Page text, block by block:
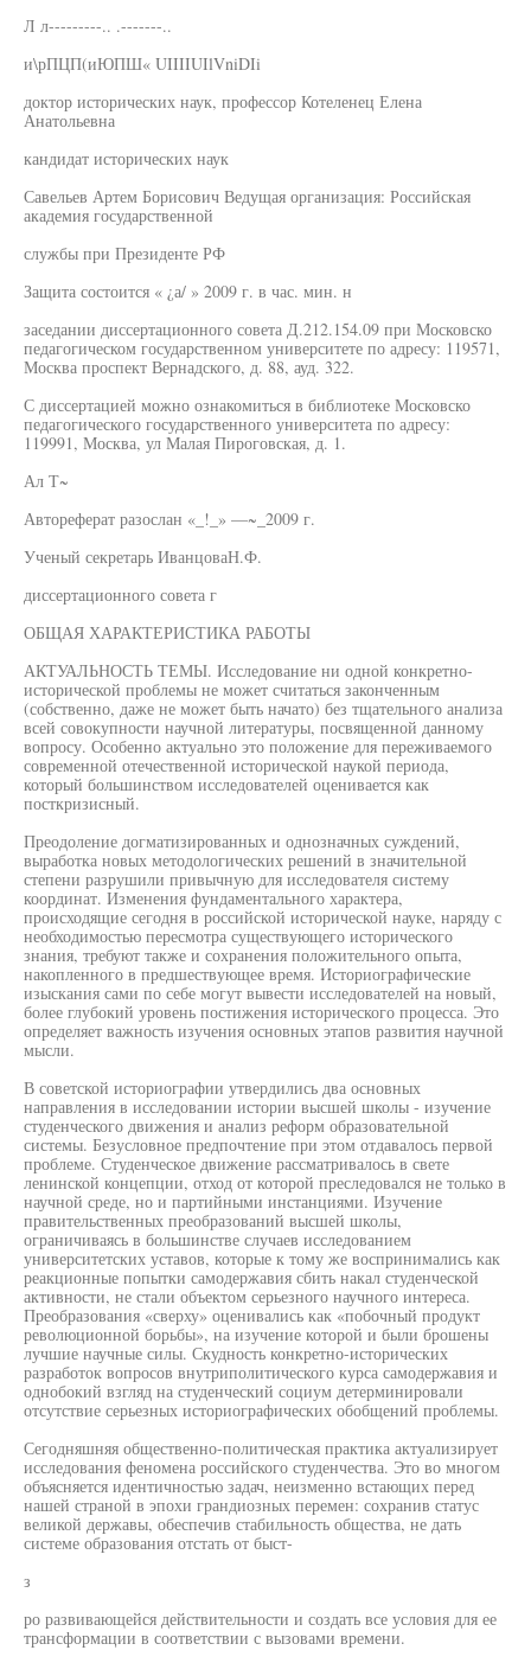
Л л---------.. .-------..
и\рПЦП(иЮПШ« UIIIIUIlVniDIi
доктор исторических наук, профессор Котеленец Елена
Анатольевна
кандидат исторических наук
Савельев Артем Борисович Ведущая организация: Российская
академия государственной
службы при Президенте РФ
Защита состоится « ¿а/ » 2009 г. в час. мин. н
заседании диссертационного совета Д.212.154.09 при Московско
педагогическом государственном университете по адресу: 119571,
Москва проспект Вернадского, д. 88, ауд. 322.
С диссертацией можно ознакомиться в библиотеке Московско
педагогического государственного университета по адресу:
119991, Москва, ул Малая Пироговская, д. 1.
Ал Т~
Автореферат разослан «_!_» —~_2009 г.
Ученый секретарь ИванцоваН.Ф.
диссертационного совета г
ОБЩАЯ ХАРАКТЕРИСТИКА РАБОТЫ
АКТУАЛЬНОСТЬ ТЕМЫ. Исследование ни одной конкретно-
исторической проблемы не может считаться законченным
(собственно, даже не может быть начато) без тщательного анализа
всей совокупности научной литературы, посвященной данному
вопросу. Особенно актуально это положение для переживаемого
современной отечественной исторической наукой периода,
который большинством исследователей оценивается как
посткризисный.
Преодоление догматизированных и однозначных суждений,
выработка новых методологических решений в значительной
степени разрушили привычную для исследователя систему
координат. Изменения фундаментального характера,
происходящие сегодня в российской исторической науке, наряду с
необходимостью пересмотра существующего исторического
знания, требуют также и сохранения положительного опыта,
накопленного в предшествующее время. Историографические
изыскания сами по себе могут вывести исследователей на новый,
более глубокий уровень постижения исторического процесса. Это
определяет важность изучения основных этапов развития научной
мысли.
В советской историографии утвердились два основных
направления в исследовании истории высшей школы - изучение
студенческого движения и анализ реформ образовательной
системы. Безусловное предпочтение при этом отдавалось первой
проблеме. Студенческое движение рассматривалось в свете
ленинской концепции, отход от которой преследовался не только в
научной среде, но и партийными инстанциями. Изучение
правительственных преобразований высшей школы,
ограничиваясь в большинстве случаев исследованием
университетских уставов, которые к тому же воспринимались как
реакционные попытки самодержавия сбить накал студенческой
активности, не стали объектом серьезного научного интереса.
Преобразования «сверху» оценивались как «побочный продукт
революционной борьбы», на изучение которой и были брошены
лучшие научные силы. Скудность конкретно-исторических
разработок вопросов внутриполитического курса самодержавия и
однобокий взгляд на студенческий социум детерминировали
отсутствие серьезных историографических обобщений проблемы.
Сегодняшняя общественно-политическая практика актуализирует
исследования феномена российского студенчества. Это во многом
объясняется идентичностью задач, неизменно встающих перед
нашей страной в эпохи грандиозных перемен: сохранив статус
великой державы, обеспечив стабильность общества, не дать
системе образования отстать от быст-
з
ро развивающейся действительности и создать все условия для ее
трансформации в соответствии с вызовами времени.